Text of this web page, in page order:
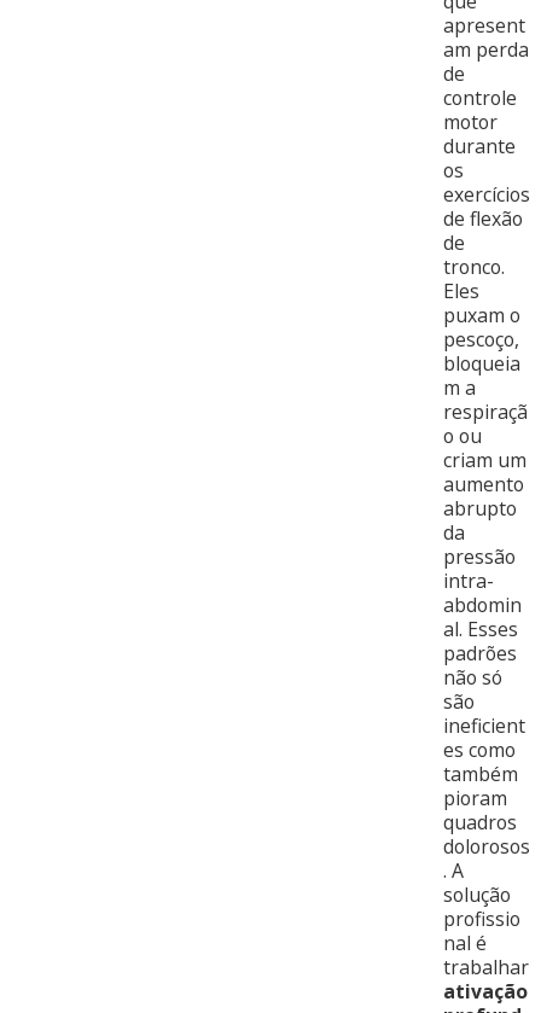
apresent
am perda
de
controle
motor
durante
os
exercícios
de flexão
de
tronco.
Eles
puxam o
pescoço,
bloqueia
m a
respiraçã
o ou
criam um
aumento
abrupto
da
pressão
intra-
abdomin
al. Esses
padrões
não só
são
ineficient
es como
também
pioram
quadros
dolorosos
. A
solução
profissio
nal é
trabalhar
ativação